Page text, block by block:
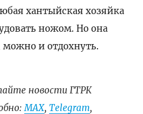
хантыйская хозяйка
ножом. Но она
и отдохнуть.
новости ГТРК
МАХ, Telegram,